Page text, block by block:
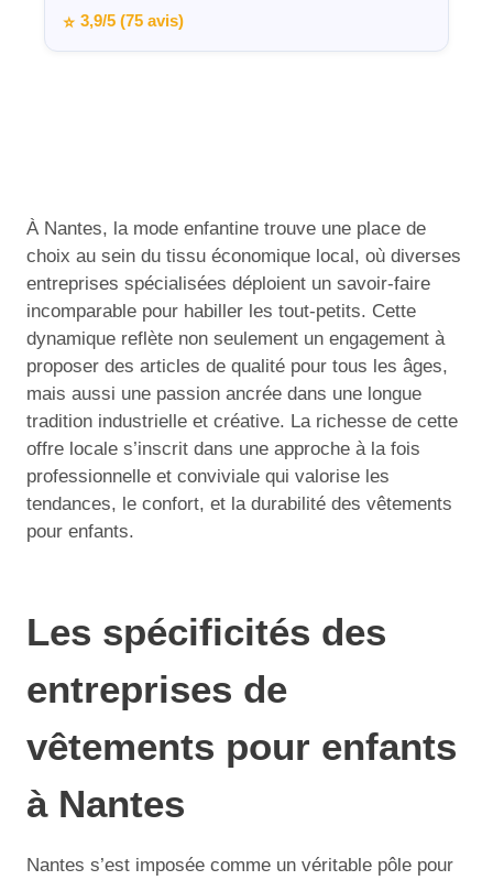
⭐ 3,9/5 (75 avis)
À Nantes, la mode enfantine trouve une place de
choix au sein du tissu économique local, où diverses
entreprises spécialisées déploient un savoir-faire
incomparable pour habiller les tout-petits. Cette
dynamique reflète non seulement un engagement à
proposer des articles de qualité pour tous les âges,
mais aussi une passion ancrée dans une longue
tradition industrielle et créative. La richesse de cette
offre locale s’inscrit dans une approche à la fois
professionnelle et conviviale qui valorise les
tendances, le confort, et la durabilité des vêtements
pour enfants.
Les spécificités des
entreprises de
vêtements pour enfants
à Nantes
Nantes s’est imposée comme un véritable pôle pour